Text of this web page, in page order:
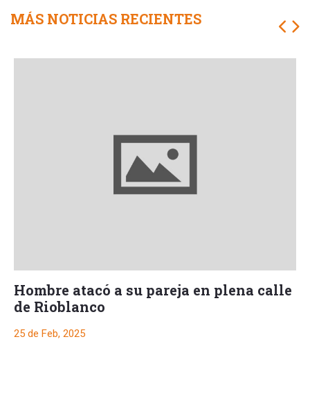
MÁS NOTICIAS RECIENTES
Hombre atacó a su pareja en plena calle
de Rioblanco
25 de Feb, 2025